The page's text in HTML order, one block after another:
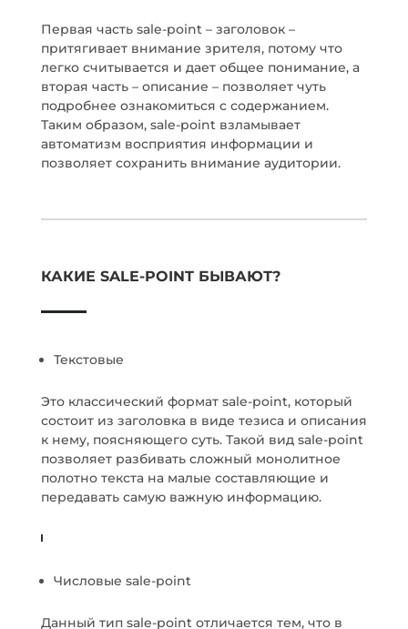
Первая часть sale-point – заголовок –
притягивает внимание зрителя, потому что
легко считывается и дает общее понимание, а
вторая часть – описание – позволяет чуть
подробнее ознакомиться с содержанием.
Таким образом, sale-point взламывает
автоматизм восприятия информации и
позволяет сохранить внимание аудитории.
КАКИЕ SALE-POINT БЫВАЮТ?
Текстовые
Это классический формат sale-point, который
состоит из заголовка в виде тезиса и описания
к нему, поясняющего суть. Такой вид sale-point
позволяет разбивать сложный монолитное
полотно текста на малые составляющие и
передавать самую важную информацию.
Числовые sale-point
Данный тип sale-point отличается тем, что в